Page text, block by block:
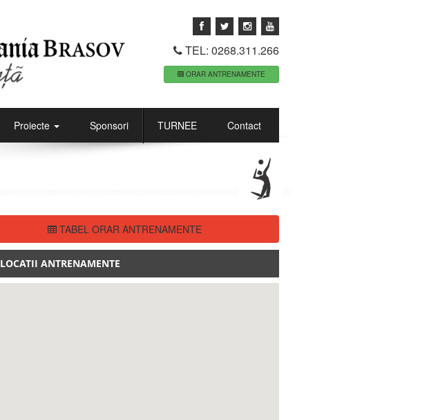
TEL: 0268.311.266
ORAR ANTRENAMENTE
Proiecte Sponsori TURNEE Contact
TABEL ORAR ANTRENAMENTE
LOCATII ANTRENAMENTE